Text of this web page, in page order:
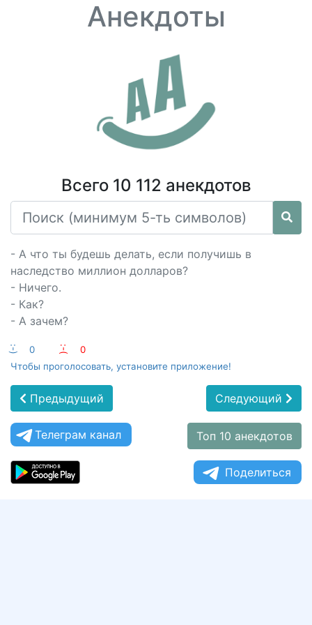
Анекдоты
Всего 10 112 анекдотов
- А что ты будешь делать, если получишь в
наследство миллион долларов?
- Ничего.
- Как?
- А зачем?
:-) 0 :-(
0
Чтобы проголосовать, установите приложение!
Предыдущий Следующий
Телеграм канал Топ 10 анекдотов
Поделиться